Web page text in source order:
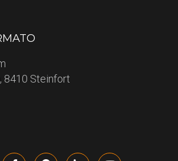
8410 Steinfort